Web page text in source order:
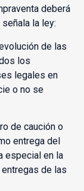
deberá
la ley:
de las
los
legales en
o no se
de caución o
entrega del
especial en la
de las